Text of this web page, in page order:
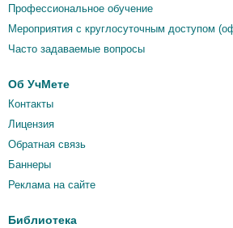
Профессиональное обучение
Мероприятия c круглосуточным доступом
Часто задаваемые вопросы
Об УчМете
Контакты
Лицензия
Обратная связь
Баннеры
Реклама на сайте
Библиотека